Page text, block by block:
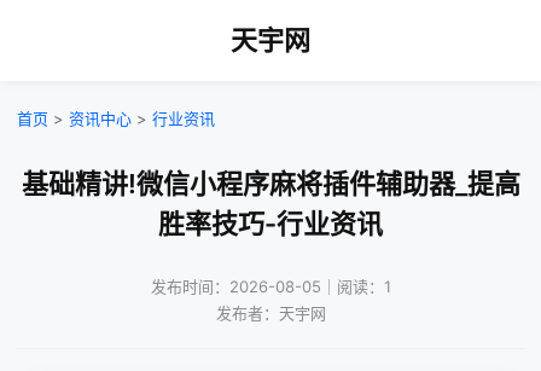
天宇网
首页 > 资讯中心 > 行业资讯
基础精讲!微信小程序麻将插件辅助器_提高
胜率技巧-行业资讯
发布时间：2026-08-05｜阅读：1
发布者：天宇网